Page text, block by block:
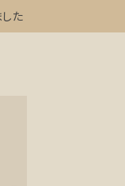
た